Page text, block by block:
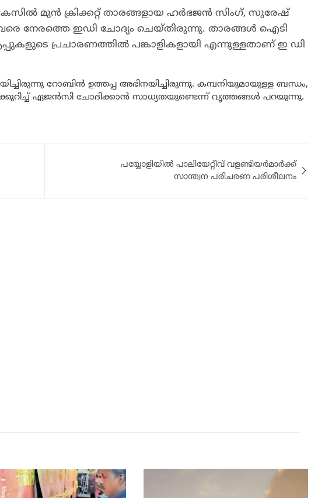
മുന്‍ ക്രിക്കറ്റ് താരങ്ങളായ ഹര്‍ഭജന്‍ സിംഗ്, സുരേഷ്
നേരത്തെ ഇഡി ചോദ്യം ചെയ്തിരുന്നു. താരങ്ങള്‍ ഐടി
പ്രചാരണത്തില്‍ പങ്കാളികളായി എന്നുള്ളതാണ് ഇ ഡി
റോബിൻ ഉത്തപ്പ അഭിനയിച്ചിരുന്നു. കമ്പനിയുമായുള്ള ബന്ധം,
ഏജൻസി ചോദിക്കാൻ സാധ്യതയുണ്ടെന്ന് വൃത്തങ്ങൾ പറയുന്നു.
പയ്യോളിയിൽ പാലിയേറ്റീവ് വളണ്ടിയർമാർക്ക്
സാന്ത്വന പരിചരണ പരിശീലനം